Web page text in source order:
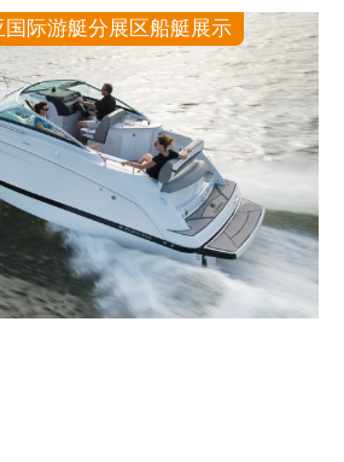
际游艇分展区船艇展示